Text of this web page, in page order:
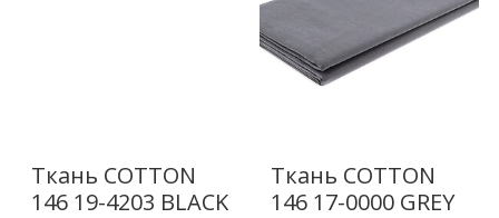
Ткань COTTON
146 19-4203 BLACK
Ткань COTTON
146 17-0000 GREY